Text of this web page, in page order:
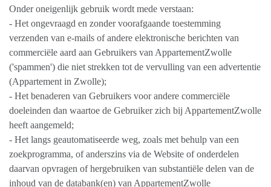
Onder oneigenlijk gebruik wordt mede verstaan:
- Het ongevraagd en zonder voorafgaande toestemming
verzenden van e-mails of andere elektronische berichten van
commerciële aard aan Gebruikers van AppartementZwolle
('spammen') die niet strekken tot de vervulling van een advertentie
(Appartement in Zwolle);
- Het benaderen van Gebruikers voor andere commerciële
doeleinden dan waartoe de Gebruiker zich bij AppartementZwolle
heeft aangemeld;
- Het langs geautomatiseerde weg, zoals met behulp van een
zoekprogramma, of anderszins via de Website of onderdelen
daarvan opvragen of hergebruiken van substantiële delen van de
inhoud van de databank(en) van AppartementZwolle